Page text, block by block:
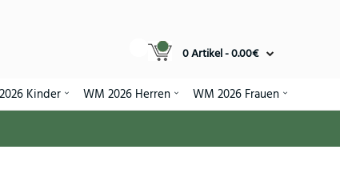
0 Artikel - 0.00€
Kinder WM 2026 Herren WM 2026 Frauen